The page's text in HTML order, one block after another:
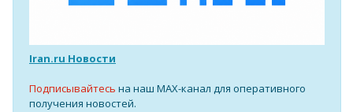
Iran.ru Новости
Подписывайтесь на наш MAX-канал для оперативного
получения новостей.